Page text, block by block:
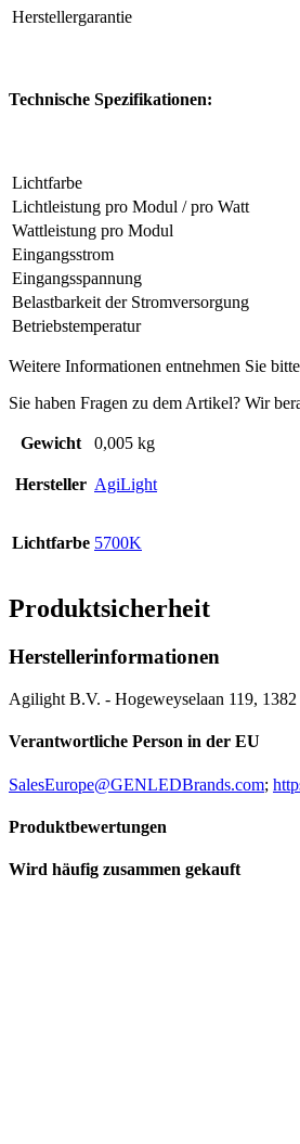
Herstellergarantie
Technische Spezifikationen:
Lichtfarbe
Lichtleistung pro Modul / pro Watt
Wattleistung pro Modul
Eingangsstrom
Eingangsspannung
Belastbarkeit der Stromversorgung
Betriebstemperatur
Weitere Informationen entnehmen Sie
Sie haben Fragen zu dem Artikel? Wir
Gewicht 0,005 kg
Hersteller AgiLight
Lichtfarbe 5700K
Produktsicherheit
Herstellerinformationen
Agilight B.V. - Hogeweyselaan 119,
Verantwortliche Person in der EU
SalesEurope@GENLEDBrands.com;
Produktbewertungen
Wird häufig zusammen gekauft